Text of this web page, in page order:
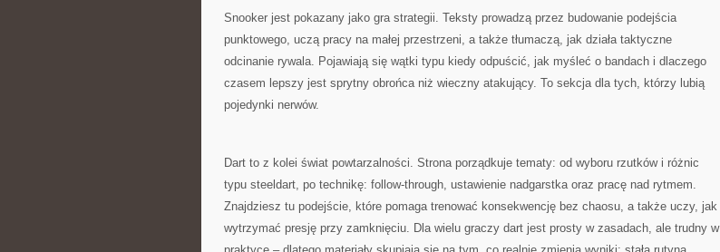
Snooker jest pokazany jako gra strategii. Teksty prowadzą przez budowanie podejścia
punktowego, uczą pracy na małej przestrzeni, a także tłumaczą, jak działa taktyczne
odcinanie rywala. Pojawiają się wątki typu kiedy odpuścić, jak myśleć o bandach i dlaczego
czasem lepszy jest sprytny obrońca niż wieczny atakujący. To sekcja dla tych, którzy lubią
pojedynki nerwów.
Dart to z kolei świat powtarzalności. Strona porządkuje tematy: od wyboru rzutków i różnic
typu steeldart, po technikę: follow-through, ustawienie nadgarstka oraz pracę nad rytmem.
Znajdziesz tu podejście, które pomaga trenować konsekwencję bez chaosu, a także uczy, jak
wytrzymać presję przy zamknięciu. Dla wielu graczy dart jest prosty w zasadach, ale trudny w